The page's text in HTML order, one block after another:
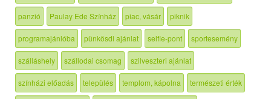
panzió Paulay Ede Színház piac, vásár piknik
programajánlóba pünkösdi ajánlat selfie-pont sportesemény
szálláshely szállodai csomag szilveszteri ajánlat
színházi előadás település templom, kápolna természeti érték